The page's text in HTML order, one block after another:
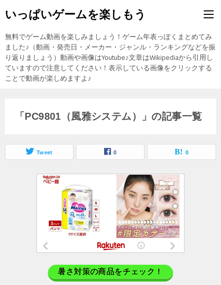
いっぱいゲームを楽しもう
無料でゲーム動画を楽しみましょう！ゲーム年表っぽくまとめてみ
ました♪（動画・発売日・メーカー・ジャンル・ランキングなどを振
り返りましょう）動画や画像はYoutube♪文章はWikipediaから引用し
ていますので注意してください！表示している画像をクリックする
ことで動画が楽しめますよ♪
「PC9801（風雅システム）」の記事一覧
Tweet 0 0
暑さ対策の商品をチェック！